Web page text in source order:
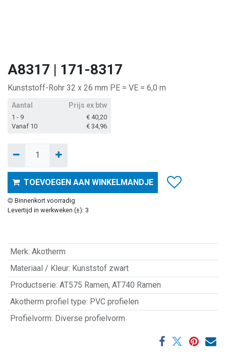
A8317 | 171-8317
Kunststoff-Rohr 32 x 26 mm PE = VE = 6,0 m
Aantal Prijs ex btw
1 - 9 € 40,20
Vanaf 10
€ 34,96
TOEVOEGEN AAN WINKELMANDJE
Binnenkort voorradig
Levertijd in werkweken (±): 3
Merk: Akotherm
Materiaal / Kleur: Kunststof zwart
Productserie: AT575 Ramen, AT740 Ramen
Akotherm profiel type: PVC profielen
Profielvorm: Diverse profielvorm